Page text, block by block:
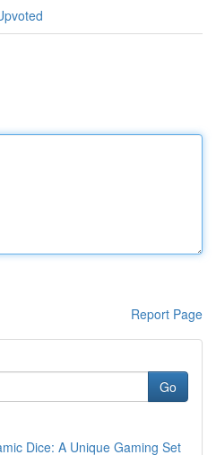
Report Page
Go
Dice: A Unique Gaming Set